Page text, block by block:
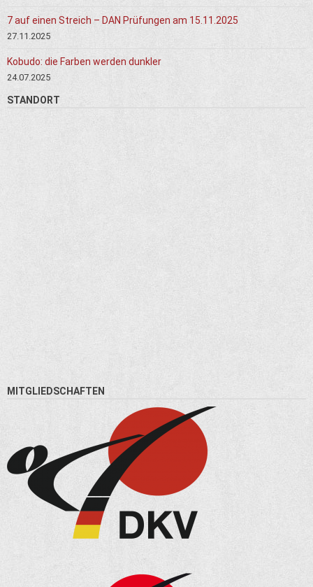
7 auf einen Streich – DAN Prüfungen am 15.11.2025
27.11.2025
Kobudo: die Farben werden dunkler
24.07.2025
STANDORT
MITGLIEDSCHAFTEN